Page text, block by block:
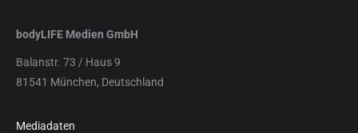
bodyLIFE Medien GmbH
Balanstr. 73 / Haus 9
81541 München, Deutschland
Mediadaten